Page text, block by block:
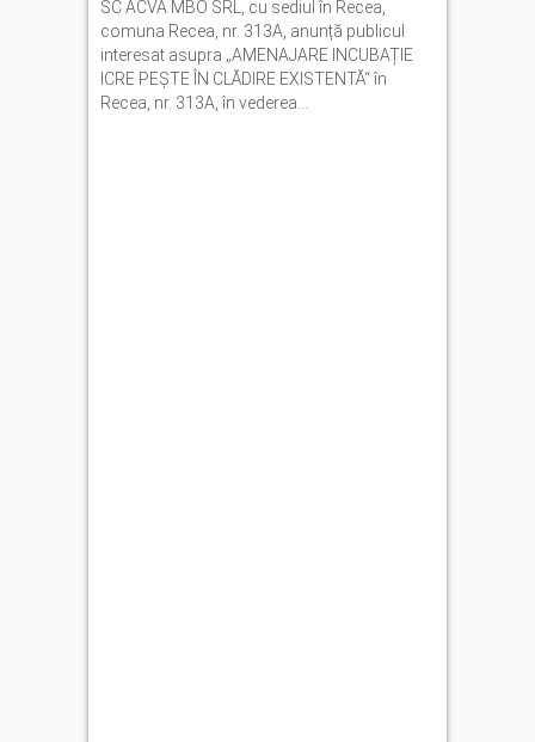
Bărbat din Victoria, reținut
după ce și-ar fi agresat
soția de două ori în câteva
zile
SC ACVA MBO SRL, cu sediul în Recea,
comuna Recea, nr. 313A, anunță publicul
interesat asupra „AMENAJARE INCUBAȚIE
ICRE PEȘTE ÎN CLĂDIRE EXISTENTĂ“ în
Recea, nr. 313A, în vederea...